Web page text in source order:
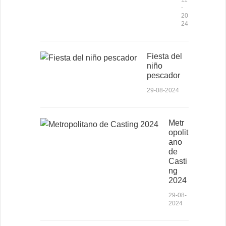
-
20
24
Fiesta del
niño
pescador
29-08-2024
Metr
opolit
ano
de
Casti
ng
2024
29-08-
2024